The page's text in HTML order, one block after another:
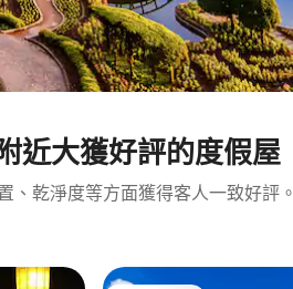
近大獲好評的度假屋
、乾淨度等方面獲得客人一致好評。